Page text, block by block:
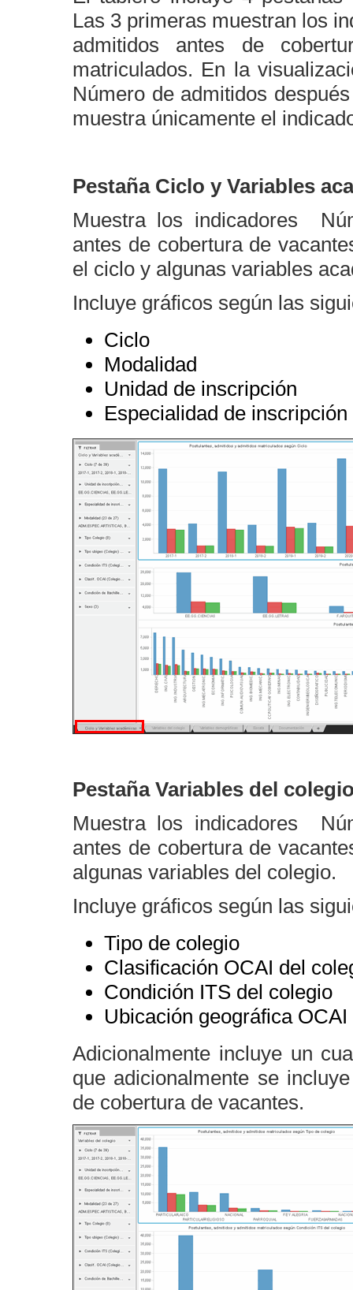
Las 3 primeras muestran los
admitidos antes de
matriculados. En la
Número de admitidos
muestra únicamente el
Pestaña Ciclo y Variables
Muestra los indicadores
antes de cobertura de
el ciclo y algunas variables
Incluye gráficos según las
Ciclo
Modalidad
Unidad de inscripción
Especialidad de inscripción
Pestaña Variables del
Muestra los indicadores
antes de cobertura de
algunas variables del colegio.
Incluye gráficos según las
Tipo de colegio
Clasificación OCAI del
Condición ITS del colegio
Ubicación geográfica
Adicionalmente incluye un
que adicionalmente se
de cobertura de vacantes.